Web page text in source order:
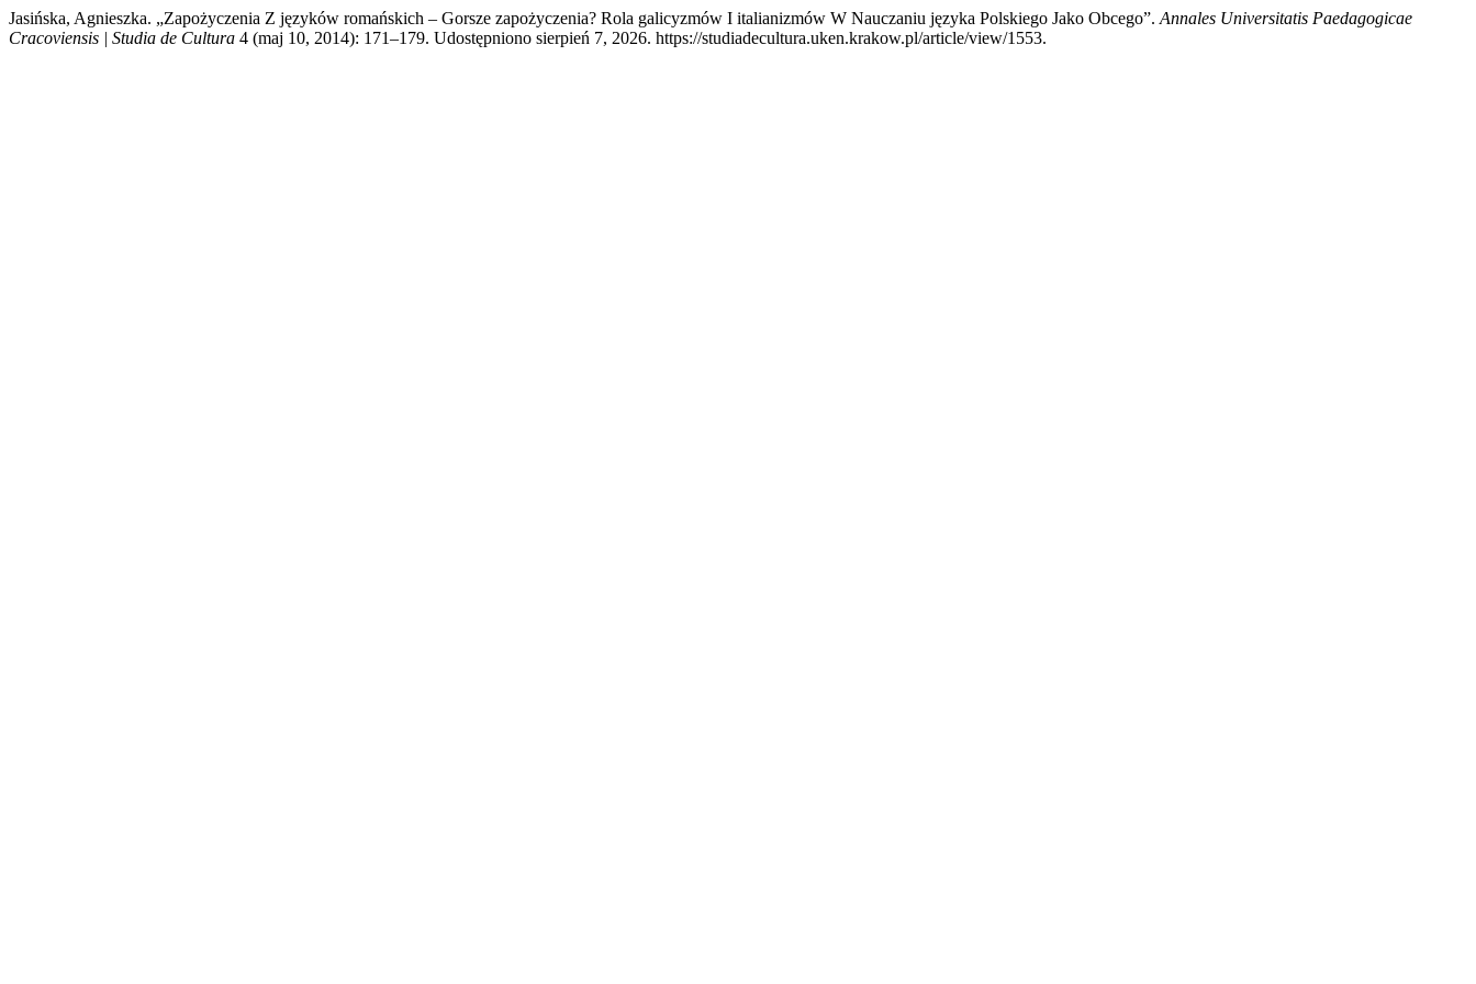
Jasińska, Agnieszka. „Zapożyczenia Z języków romańskich – Gorsze zapożyczenia? Rola galicyzmów I italianizmów W Nauczaniu języka Polskiego Jako Obcego”. Annales Universitatis Paedagogicae
Cracoviensis | Studia de Cultura 4 (maj 10, 2014): 171–179. Udostępniono sierpień 7, 2026. https://studiadecultura.uken.krakow.pl/article/view/1553.